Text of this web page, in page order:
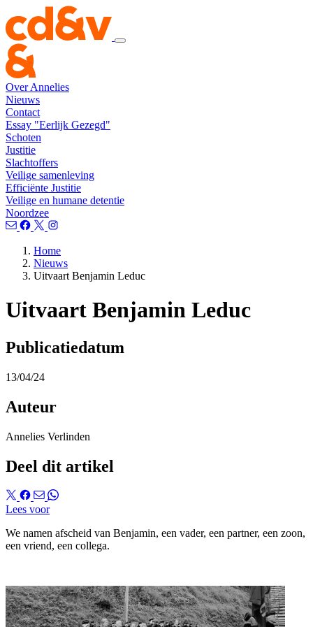
Over Annelies
Nieuws
Contact
Essay "Eerlijk Gezegd"
Schoten
Justitie
Slachtoffers
Veilige samenleving
Efficiënte Justitie
Veilige en humane detentie
Noordzee
Home
Nieuws
Uitvaart Benjamin Leduc
Uitvaart Benjamin Leduc
Publicatiedatum
13/04/24
Auteur
Annelies Verlinden
Deel dit artikel
Lees voor
We namen afscheid van Benjamin, een vader, een partner, een zoon,
een vriend, een collega.